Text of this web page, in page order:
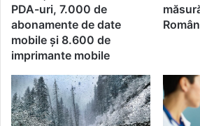
PDA-uri, 7.000 de
abonamente de date
mobile şi 8.600 de
imprimante mobile